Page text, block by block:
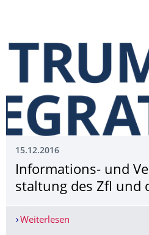
15.12.2016
Informations- und
staltung des ZfI und
Weiterlesen